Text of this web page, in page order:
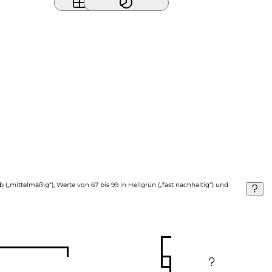
Werte von 67 bis 99 in Hellgrün („fast nachhaltig“) und